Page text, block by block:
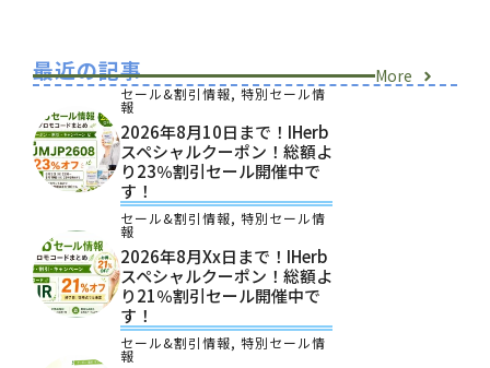
最近の記事 More
セール&割引情報, 特別セール情
報
2026年8月10日まで！iHerb
スペシャルクーポン！総額よ
り23％割引セール開催中で
す！
セール&割引情報, 特別セール情
報
2026年8月xx日まで！iHerb
スペシャルクーポン！総額よ
り21％割引セール開催中で
す！
セール&割引情報, 特別セール情
報